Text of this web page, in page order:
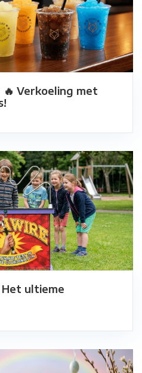
Verkoeling met
Het ultieme